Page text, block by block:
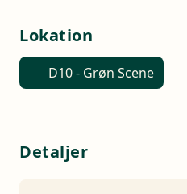
Lokation
D10 - Grøn Scene
Detaljer